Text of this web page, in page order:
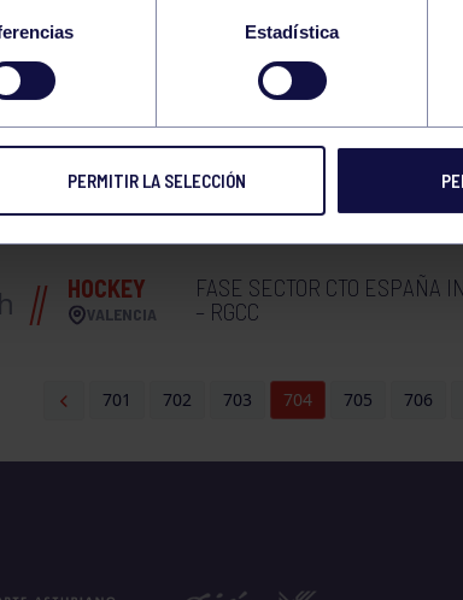
Estadística
PERMITIR LA SELECCIÓN
NOREÑA A
FASE SECTOR CTO ESPAÑA
h VOLEIBOL
AVILÉS
PLAY OFF CADETE
h HOCKEY
VALENCIA
FASE SECTOR CTO ESPAÑA
– RGCC
701 702 703 704 705 706